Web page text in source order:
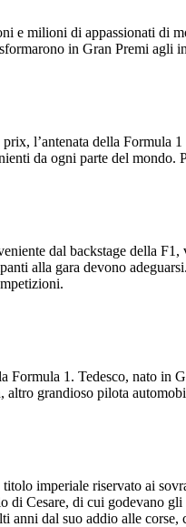
e milioni di appassionati di
in Gran Premi agli
l’antenata della Formula
da ogni parte del mondo.
dal backstage della
alla gara devono
Formula 1. Tedesco, nato
grandioso pilota
imperiale riservato ai
di Cesare, di cui godevano
anni dal suo addio alle